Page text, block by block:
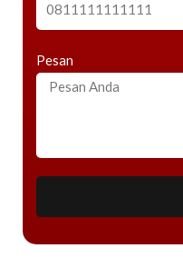
Pesan